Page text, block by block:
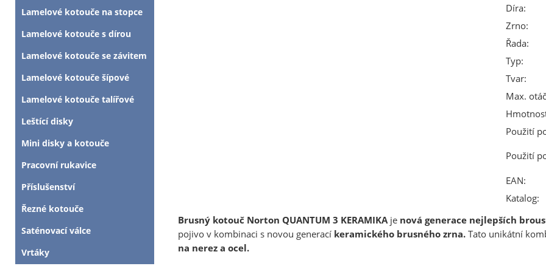
Díra:
Zrno:
Řada:
Typ:
Tvar:
Max.
Použití
Použití
EAN:
Katalog:
Brusný kotouč Norton QUANTUM 3 KERAMIKAje nová generace nejlepších
pojivo v kombinaci s novou generací keramického brusného zrna.Tato unikátní
na nerez a ocel.
Lamelové kotouče na stopce
Lamelové kotouče s dírou
Lamelové kotouče se závitem
Lamelové kotouče šípové
Lamelové kotouče talířové
Leštící disky
Mini disky a kotouče
Pracovní rukavice
Příslušenství
Řezné kotouče
Saténovací válce
Vrtáky